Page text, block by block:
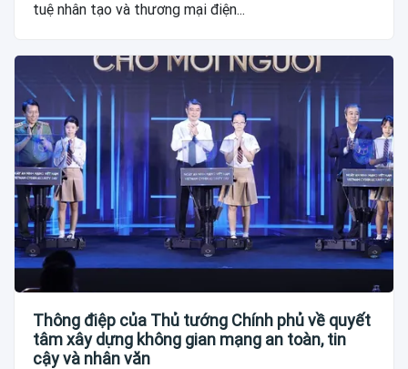
tuệ nhân tạo và thương mại điện...
Thông điệp của Thủ tướng Chính phủ về quyết
tâm xây dựng không gian mạng an toàn, tin
cậy và nhân văn